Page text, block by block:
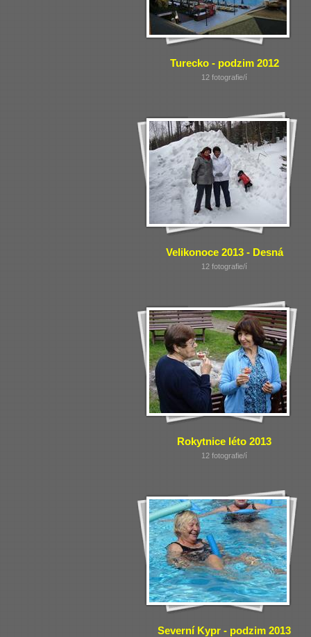
Turecko - podzim 2012
12 fotografie/í
Velikonoce 2013 - Desná
12 fotografie/í
Rokytnice léto 2013
12 fotografie/í
Severní Kypr - podzim 2013